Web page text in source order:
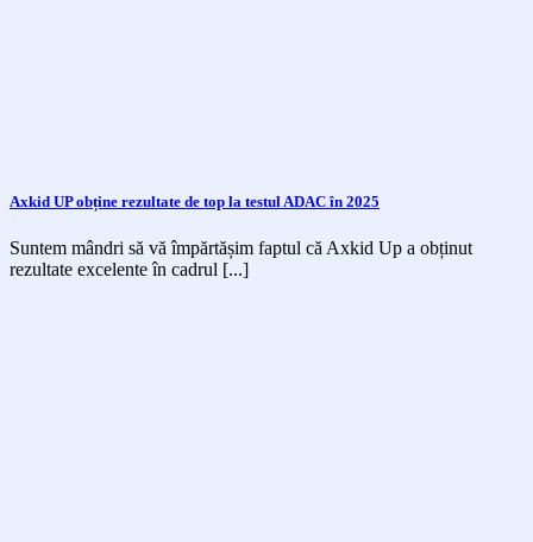
Axkid UP obține rezultate de top la testul ADAC în 2025
Suntem mândri să vă împărtășim faptul că Axkid Up a obținut
rezultate excelente în cadrul [...]